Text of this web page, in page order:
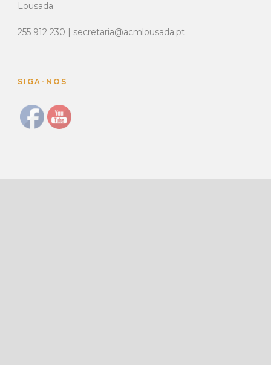
Lousada
255 912 230 | secretaria@acmlousada.pt
SIGA-NOS